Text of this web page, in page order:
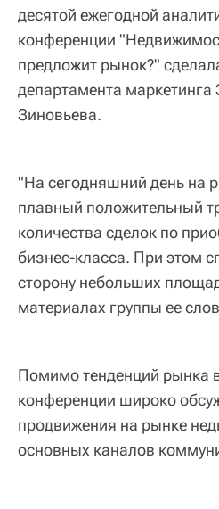
десятой ежегодной
конференции
предложит рынок?"
департамента
Зиновьева.
"На сегодняшний день на
плавный положительный
количества сделок по
бизнес-класса. При этом
сторону небольших
материалах группы ее
Помимо тенденций рынка
конференции широко
продвижения на рынке
основных каналов